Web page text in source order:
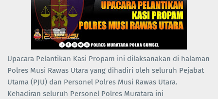
Upacara Pelantikan Kasi Propam ini dilaksanakan di halaman
Polres Musi Rawas Utara yang dihadiri oleh seluruh Pejabat
Utama (PJU) dan Personel Polres Musi Rawas Utara.
Kehadiran seluruh Personel Polres Muratara ini